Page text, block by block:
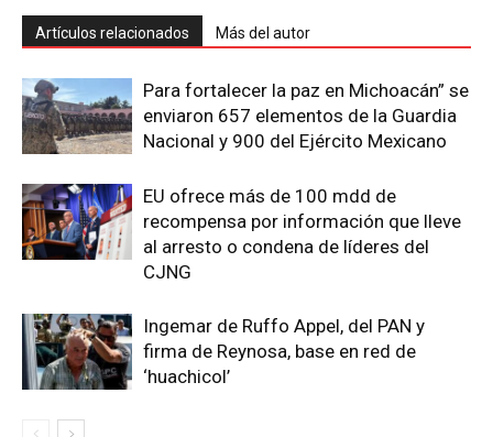
Artículos relacionados Más del autor
Para fortalecer la paz en Michoacán” se
enviaron 657 elementos de la Guardia
Nacional y 900 del Ejército Mexicano
EU ofrece más de 100 mdd de
recompensa por información que lleve
al arresto o condena de líderes del
CJNG
Ingemar de Ruffo Appel, del PAN y
firma de Reynosa, base en red de
‘huachicol’